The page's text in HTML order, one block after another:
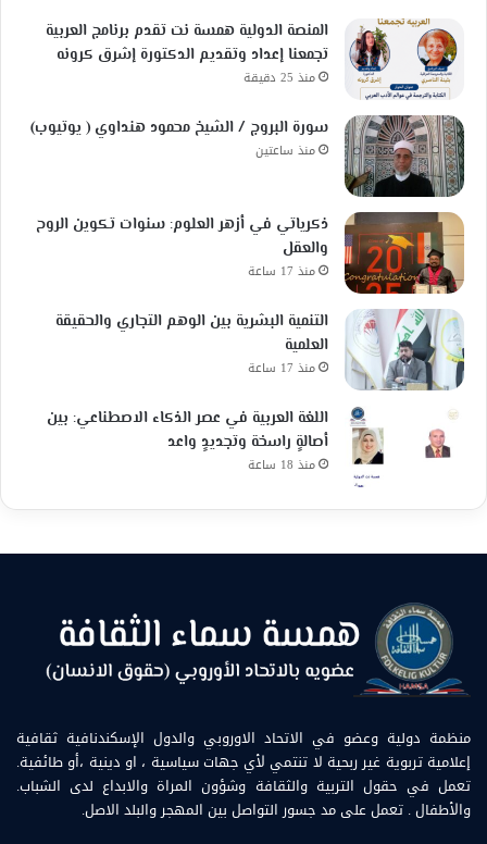
المنصة الدولية همسة نت تقدم برنامج العربية
تجمعنا إعداد وتقديم الدكتورة إشرق كرونه
منذ 25 دقيقة
سورة البروج / الشيخ محمود هنداوي ( يوتيوب)
منذ ساعتين
ذكرياتي في أزهر العلوم: سنوات تكوين الروح
والعقل
منذ 17 ساعة
التنمية البشرية بين الوهم التجاري والحقيقة
العلمية
منذ 17 ساعة
اللغة العربية في عصر الذكاء الاصطناعي: بين
أصالةٍ راسخة وتجديدٍ واعد
منذ 18 ساعة
منظمة دولية وعضو في الاتحاد الاوروبي والدول الإسكندنافية ثقافية
إعلامية تربوية غير ربحية لا تنتمي لأي جهات سياسية ، او دينية ،أو طائفية.
تعمل في حقول التربية والثقافة وشؤون المراة والابداع لدى الشباب.
والأطفال . تعمل على مد جسور التواصل بين المهجر والبلد الاصل.